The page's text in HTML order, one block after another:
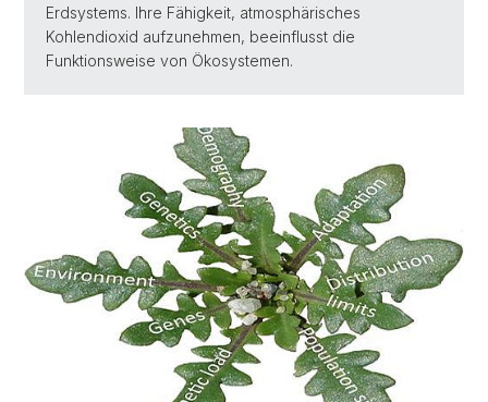
Erdsystems. Ihre Fähigkeit, atmosphärisches
Kohlendioxid aufzunehmen, beeinflusst die
Funktionsweise von Ökosystemen.